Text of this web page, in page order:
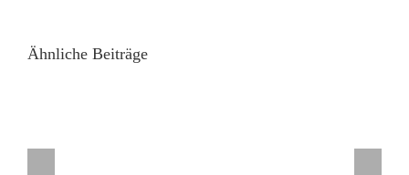
Ähnliche Beiträge